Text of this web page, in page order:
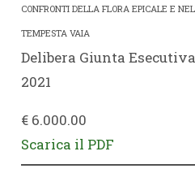
CONFRONTI DELLA FLORA EPICALE E
TEMPESTA VAIA
Delibera Giunta
2021
€ 6.000.00
Scarica il PDF